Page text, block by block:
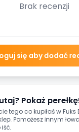
Brak recenzji
się aby dodać
Pokaż
tego co kupiłaś wFuks
Pomożesz innym